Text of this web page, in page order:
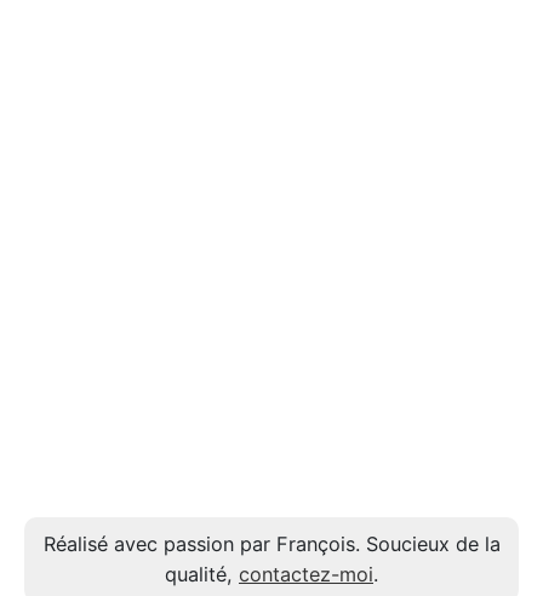
Réalisé avec passion par François. Soucieux de la
qualité, contactez-moi.